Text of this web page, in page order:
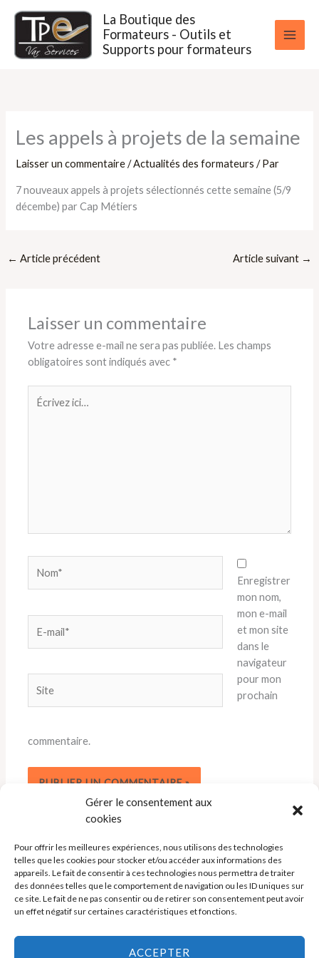
Gérer le consentement aux
cookies
Pour offrir les meilleures expériences, nous utilisons des technologies
telles que les cookies pour stocker et/ou accéder aux informations des
appareils. Le fait de consentir à ces technologies nous permettra de traiter
des données telles que le comportement de navigation ou les ID uniques sur
ce site. Le fait de ne pas consentir ou de retirer son consentement peut avoir
un effet négatif sur certaines caractéristiques et fonctions.
ACCEPTER
contenu
La Boutique des
Formateurs - Outils et
Supports pour formateurs
Les appels à projets de la semaine
Laisser un commentaire /Actualités des formateurs / Par
7 nouveaux appels à projets sélectionnés cette semaine (5/9
décembe) par Cap Métiers
← Article précédent Article suivant →
Laisser un commentaire
Votre adresse e-mail ne sera pas publiée. Les champs
obligatoires sont indiqués avec *
ici…
mail*
Enregistrer
mon nom,
mon e-mail
et mon site
dans le
navigateur
pour mon
prochain
commentaire.
Politique de cookies (UE)